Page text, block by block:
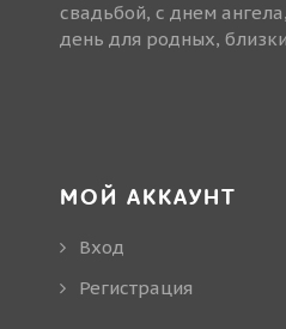
свадьбой, с днем
день для родных,
МОЙ АККАУНТ
Вход
Регистрация